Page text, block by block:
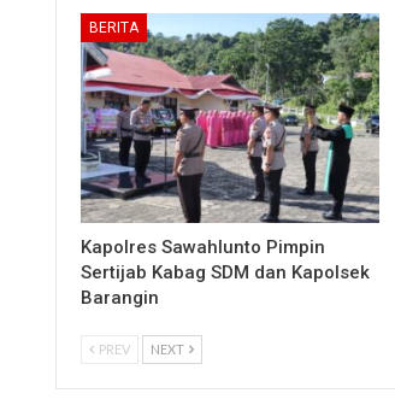
BERITA
Kapolres Sawahlunto Pimpin
Sertijab Kabag SDM dan Kapolsek
Barangin
PREV NEXT